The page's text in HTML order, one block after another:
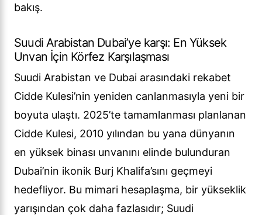
bakış.
Suudi Arabistan Dubai’ye karşı: En Yüksek
Unvan İçin Körfez Karşılaşması
Suudi Arabistan ve Dubai arasındaki rekabet
Cidde Kulesi’nin yeniden canlanmasıyla yeni bir
boyuta ulaştı. 2025’te tamamlanması planlanan
Cidde Kulesi, 2010 yılından bu yana dünyanın
en yüksek binası unvanını elinde bulunduran
Dubai’nin ikonik Burj Khalifa’sını geçmeyi
hedefliyor. Bu mimari hesaplaşma, bir yükseklik
yarışından çok daha fazlasıdır; Suudi